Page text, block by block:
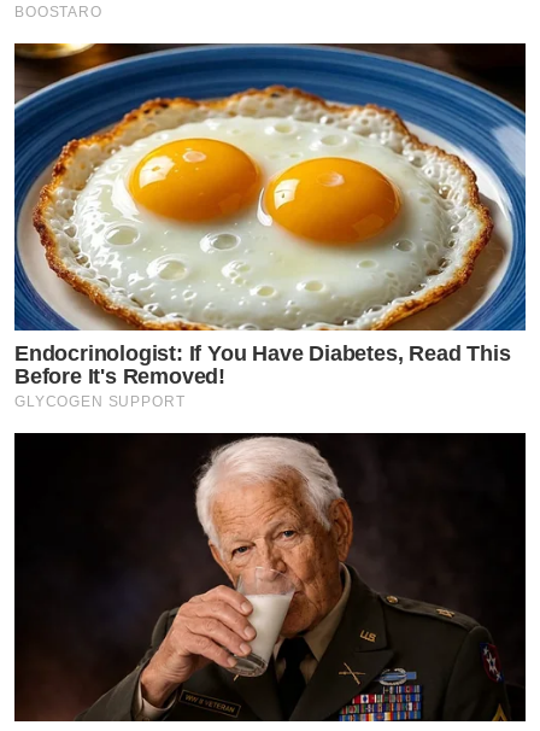
BOOSTARO
Endocrinologist: If You Have Diabetes, Read This
Before It's Removed!
GLYCOGEN SUPPORT